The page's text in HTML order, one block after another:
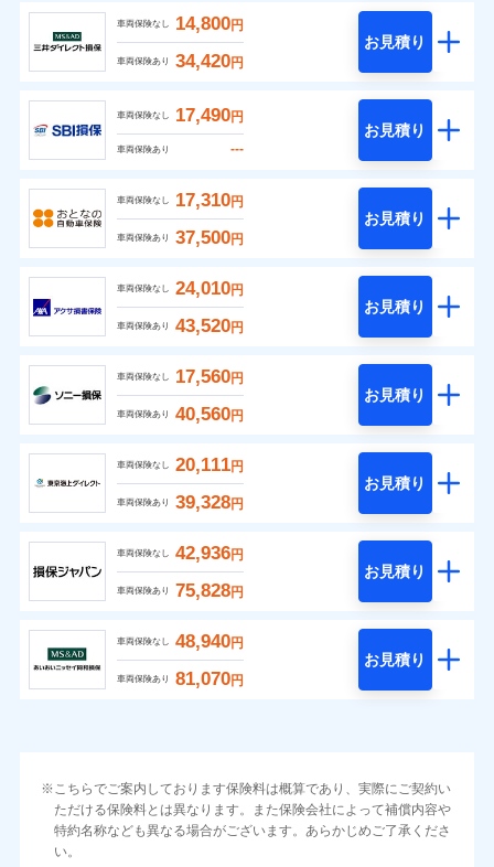
車両保険なし 14,800円
車両保険あり 34,420円
お見積り
車両保険なし 17,490円
車両保険あり ---
お見積り
車両保険なし 17,310円
車両保険あり 37,500円
お見積り
車両保険なし 24,010円
車両保険あり 43,520円
お見積り
車両保険なし 17,560円
車両保険あり 40,560円
お見積り
車両保険なし 20,111円
車両保険あり 39,328円
お見積り
車両保険なし 42,936円
車両保険あり 75,828円
お見積り
車両保険なし 48,940円
車両保険あり 81,070円
お見積り
こちらでご案内しております保険料は概算であり、実際にご契約い
ただける保険料とは異なります。また保険会社によって補償内容や
特約名称なども異なる場合がございます。あらかじめご了承くださ
い。